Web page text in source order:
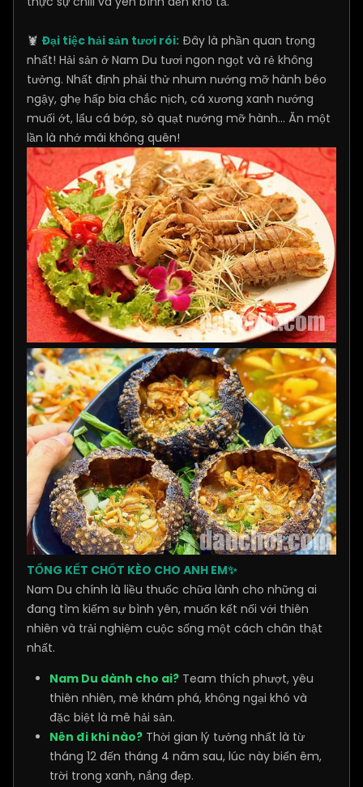
🦞 Đại tiệc hải sản tươi rói: Đây là phần quan trọng
nhất! Hải sản ở Nam Du tươi ngon ngọt và rẻ không
tưởng. Nhất định phải thử nhum nướng mỡ hành béo
ngậy, ghẹ hấp bia chắc nịch, cá xương xanh nướng
muối ớt, lẩu cá bớp, sò quạt nướng mỡ hành... Ăn một
lần là nhớ mãi không quên!
TỔNG KẾT CHỐT KÈO CHO ANH EM✨
Nam Du chính là liều thuốc chữa lành cho những ai
đang tìm kiếm sự bình yên, muốn kết nối với thiên
nhiên và trải nghiệm cuộc sống một cách chân thật
nhất.
Nam Du dành cho ai? Team thích phượt, yêu
thiên nhiên, mê khám phá, không ngại khó và
đặc biệt là mê hải sản.
Nên đi khi nào? Thời gian lý tưởng nhất là từ
tháng 12 đến tháng 4 năm sau, lúc này biển êm,
trời trong xanh, nắng đẹp.